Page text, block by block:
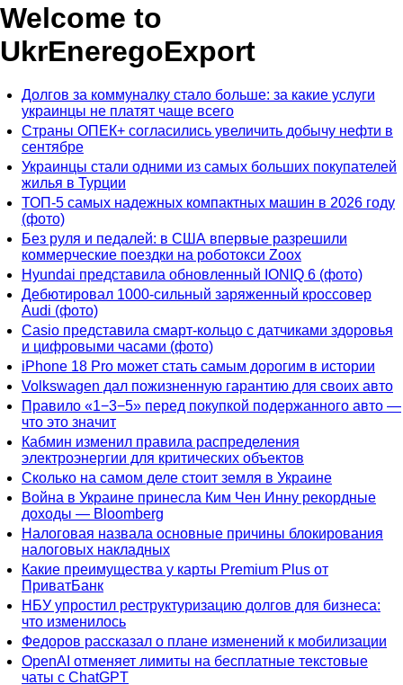
Welcome to
UkrEneregoExport
Долгов за коммуналку стало больше: за какие услуги
украинцы не платят чаще всего
Страны ОПЕК+ согласились увеличить добычу нефти в
сентябре
Украинцы стали одними из самых больших покупателей
жилья в Турции
ТОП-5 самых надежных компактных машин в 2026 году
(фото)
Без руля и педалей: в США впервые разрешили
коммерческие поездки на роботокси Zoox
Hyundai представила обновленный IONIQ 6 (фото)
Дебютировал 1000-сильный заряженный кроссовер
Audi (фото)
Casio представила смарт-кольцо с датчиками здоровья
и цифровыми часами (фото)
iPhone 18 Pro может стать самым дорогим в истории
Volkswagen дал пожизненную гарантию для своих авто
Правило «1−3−5» перед покупкой подержанного авто —
что это значит
Кабмин изменил правила распределения
электроэнергии для критических объектов
Сколько на самом деле стоит земля в Украине
Война в Украине принесла Ким Чен Инну рекордные
доходы — Bloomberg
Налоговая назвала основные причины блокирования
налоговых накладных
Какие преимущества у карты Premium Plus от
ПриватБанк
НБУ упростил реструктуризацию долгов для бизнеса:
что изменилось
Федоров рассказал о плане изменений к мобилизации
OpenAI отменяет лимиты на бесплатные текстовые
чаты с ChatGPT